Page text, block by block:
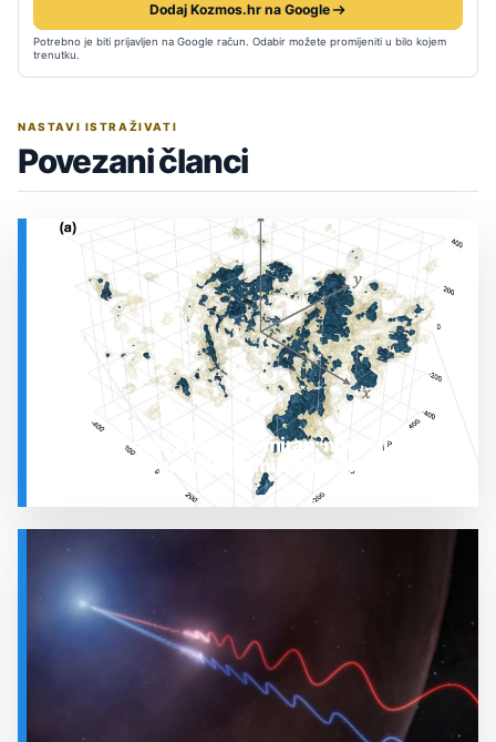
Dodaj Kozmos.hr na Google
Potrebno je biti prijavljen na Google račun. Odabir možete promijeniti u bilo kojem
trenutku.
NASTAVI ISTRAŽIVATI
Povezani članci
Prostor oko Sunca nije miran: nova 3D karta
otkrila plin koji stalno mijenja stanje